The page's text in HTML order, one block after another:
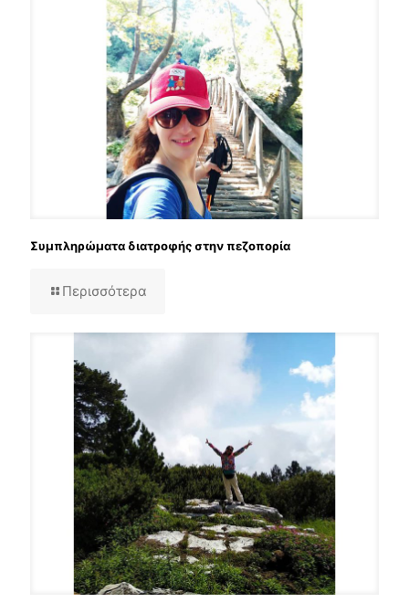
Συμπληρώματα διατροφής στην πεζοπορία
Περισσότερα